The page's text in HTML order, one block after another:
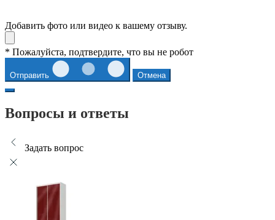
Добавить фото или видео к вашему отзыву.
* Пожалуйста, подтвердите, что вы не робот
Отправить Отмена
Вопросы и ответы
Задать вопрос